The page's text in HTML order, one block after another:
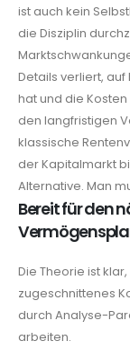
ist auch kein
die Disziplin
Details verliert, auf
hat und die
den langfristigen
klassische
der Kapitalmarkt
Alternative. Man
Bereit für den
Die Theorie ist
zugeschnittenes
durch Analyse-
arbeiten.